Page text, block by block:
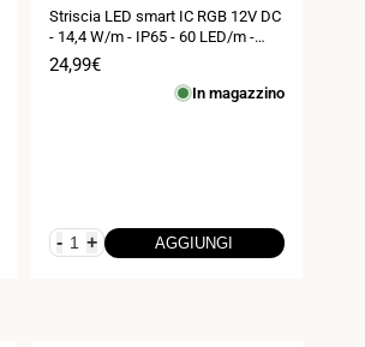
Striscia LED smart IC RGB 12V DC
- 14,4 W/m - IP65 - 60 LED/m -
Larghezza 10 mm - 5 metri
Prezzo
24,99€
In magazzino
- + AGGIUNGI